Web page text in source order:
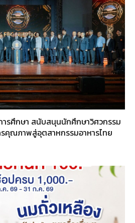
ศึกษา สนับสนุนนักศึกษาวิศวกรรม
คุณภาพสู่อุตสาหกรรมอาหารไทย